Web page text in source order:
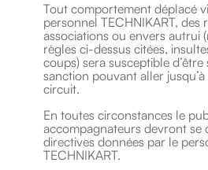
Tout comportement déplacé
personnel TECHNIKART, des
associations ou envers autrui
règles ci-dessus citées,
coups) sera susceptible
sanction pouvant aller jusqu’à
circuit.
En toutes circonstances le
accompagnateurs devront se
directives données par le
TECHNIKART.